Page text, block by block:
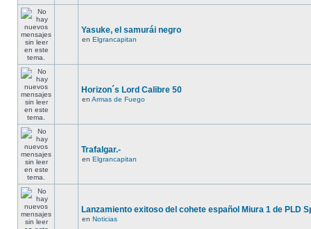
Yasuke, el samurái negro
en Elgrancapitan
Horizon´s Lord Calibre 50
en Armas de Fuego
Trafalgar.-
en Elgrancapitan
Lanzamiento exitoso del cohete español Miura 1 de PLD
en Noticias